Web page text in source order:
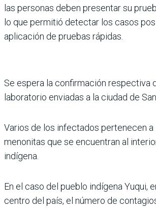
las personas deben presentar su
lo que permitió detectar los casos
aplicación de pruebas rápidas.
Se espera la confirmación respectiva
laboratorio enviadas a la ciudad de
Varios de los infectados pertenecen a
menonitas que se encuentran al
indígena.
En el caso del pueblo indígena Yuqui,
centro del país, el número de